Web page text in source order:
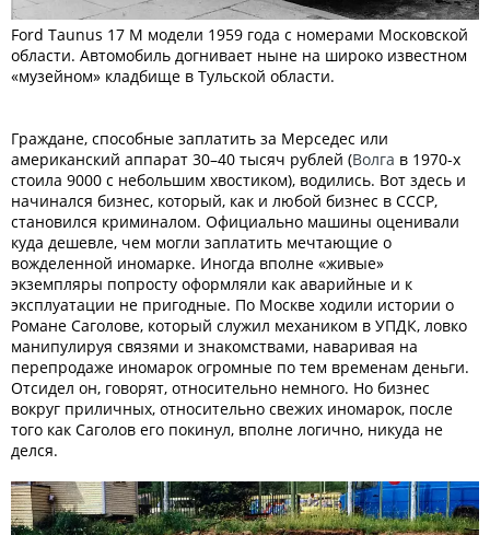
Ford Taunus 17 M модели 1959 года с номерами Московской
области. Автомобиль догнивает ныне на широко известном
«музейном» кладбище в Тульской области.
Граждане, способные заплатить за Мерседес или
американский аппарат 30–40 тысяч рублей (Волга в 1970-х
стоила 9000 с небольшим хвостиком), водились. Вот здесь и
начинался бизнес, который, как и любой бизнес в СССР,
становился криминалом. Официально машины оценивали
куда дешевле, чем могли заплатить мечтающие о
вожделенной иномарке. Иногда вполне «живые»
экземпляры попросту оформляли как аварийные и к
эксплуатации не пригодные. По Москве ходили истории о
Романе Саголове, который служил механиком в УПДК, ловко
манипулируя связями и знакомствами, наваривая на
перепродаже иномарок огромные по тем временам деньги.
Отсидел он, говорят, относительно немного. Но бизнес
вокруг приличных, относительно свежих иномарок, после
того как Саголов его покинул, вполне логично, никуда не
делся.